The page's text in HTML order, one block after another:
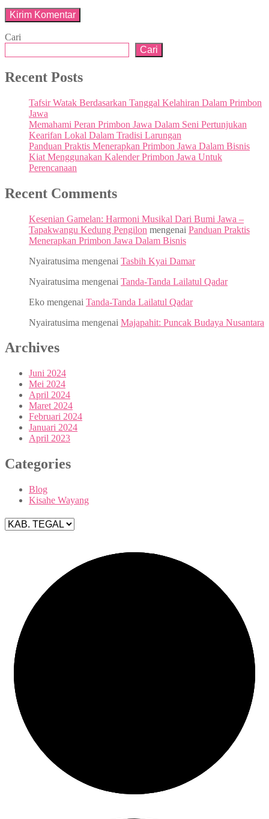
Cari
Cari
Recent Posts
Tafsir Watak Berdasarkan Tanggal Kelahiran Dalam Primbon
Jawa
Memahami Peran Primbon Jawa Dalam Seni Pertunjukan
Kearifan Lokal Dalam Tradisi Larungan
Panduan Praktis Menerapkan Primbon Jawa Dalam Bisnis
Kiat Menggunakan Kalender Primbon Jawa Untuk
Perencanaan
Recent Comments
Kesenian Gamelan: Harmoni Musikal Dari Bumi Jawa –
Tapakwangu Kedung Pengilon mengenai Panduan Praktis
Menerapkan Primbon Jawa Dalam Bisnis
Nyairatusima mengenai Tasbih Kyai Damar
Nyairatusima mengenai Tanda-Tanda Lailatul Qadar
Eko mengenai Tanda-Tanda Lailatul Qadar
Nyairatusima mengenai Majapahit: Puncak Budaya Nusantara
Archives
Juni 2024
Mei 2024
April 2024
Maret 2024
Februari 2024
Januari 2024
April 2023
Categories
Blog
Kisahe Wayang